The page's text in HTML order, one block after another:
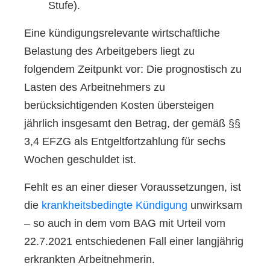
Stufe).
Eine kündigungsrelevante wirtschaftliche
Belastung des Arbeitgebers liegt zu
folgendem Zeitpunkt vor: Die prognostisch zu
Lasten des Arbeitnehmers zu
berücksichtigenden Kosten übersteigen
jährlich insgesamt den Betrag, der gemäß §§
3,4 EFZG als Entgeltfortzahlung für sechs
Wochen geschuldet ist.
Fehlt es an einer dieser Voraussetzungen, ist
die krankheitsbedingte Kündigung unwirksam
– so auch in dem vom BAG mit Urteil vom
22.7.2021 entschiedenen Fall einer langjährig
erkrankten Arbeitnehmerin.